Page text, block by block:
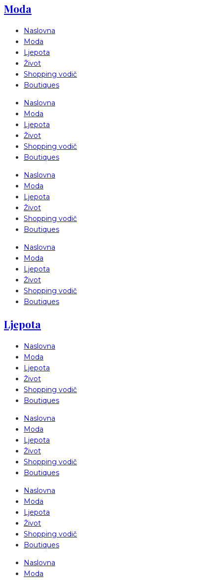
Moda
Naslovna
Moda
Ljepota
Život
Shopping vodič
Boutiques
Naslovna
Moda
Ljepota
Život
Shopping vodič
Boutiques
Naslovna
Moda
Ljepota
Život
Shopping vodič
Boutiques
Naslovna
Moda
Ljepota
Život
Shopping vodič
Boutiques
Ljepota
Naslovna
Moda
Ljepota
Život
Shopping vodič
Boutiques
Naslovna
Moda
Ljepota
Život
Shopping vodič
Boutiques
Naslovna
Moda
Ljepota
Život
Shopping vodič
Boutiques
Naslovna
Moda